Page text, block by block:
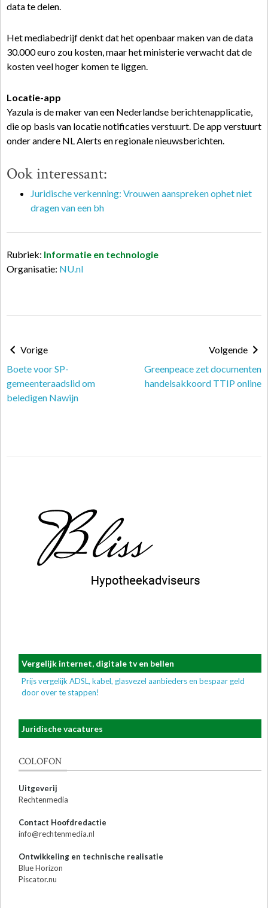
data te delen.
Het mediabedrijf denkt dat het openbaar maken van de data
30.000 euro zou kosten, maar het ministerie verwacht dat de
kosten veel hoger komen te liggen.
Locatie-app
Yazula is de maker van een Nederlandse berichtenapplicatie,
die op basis van locatie notificaties verstuurt. De app verstuurt
onder andere NL Alerts en regionale nieuwsberichten.
Ook interessant:
Juridische verkenning: Vrouwen aanspreken ophet niet
dragen van een bh
Rubriek: Informatie en technologie
Organisatie: NU.nl
Vorige
Boete voor SP-
gemeenteraadslid om
beledigen Nawijn
Volgende
Greenpeace zet documenten
handelsakkoord TTIP online
Vergelijk internet, digitale tv en bellen
Prijs vergelijk ADSL, kabel, glasvezel aanbieders en bespaar geld
door over te stappen!
Juridische vacatures
COLOFON
Uitgeverij
Rechtenmedia
Contact Hoofdredactie
info@rechtenmedia.nl
Ontwikkeling en technische realisatie
Blue Horizon
Piscator.nu